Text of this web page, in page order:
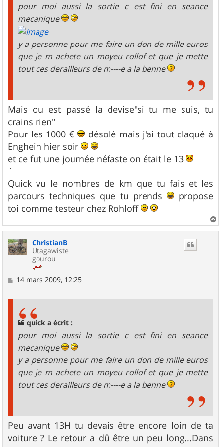
pour moi aussi la sortie c est fini en seance
mecanique
y a personne pour me faire un don de mille euros
que je m achete un moyeu rollof et que je mette
tout ces derailleurs de m----e a la benne
Mais ou est passé la devise"si tu me suis, tu
crains rien"
Pour les 1000 €
désolé mais j'ai tout claqué à
Enghein hier soir
et ce fut une journée néfaste on était le 13
`
Quick vu le nombres de km que tu fais et les
parcours techniques que tu prends
propose
toi comme testeur chez Rohloff
a
ChristianB
Utagawiste
gourou
M14 mars 2009, 12:25
quick a écrit :
pour moi aussi la sortie c est fini en seance
mecanique
y a personne pour me faire un don de mille euros
que je m achete un moyeu rollof et que je mette
tout ces derailleurs de m----e a la benne
Peu avant 13H tu devais être encore loin de ta
voiture ? Le retour a dû être un peu long...Dans